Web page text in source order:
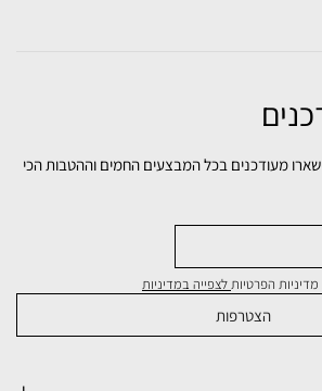
מעודכנים בכל המבצעים החמים וההטבות הכי
הפרטיותלצפייה במדיניות